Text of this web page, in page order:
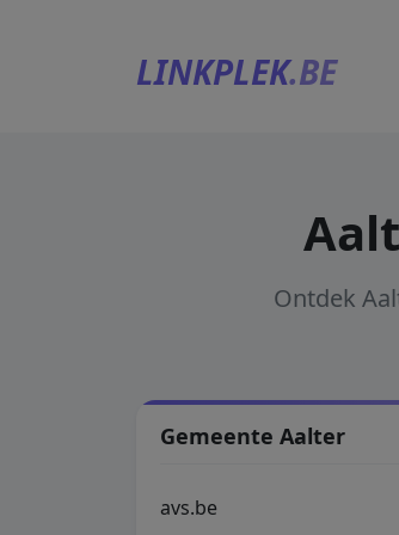
LINKPLEK.BE
Ontdek
Gemeente Aalter
avs.be